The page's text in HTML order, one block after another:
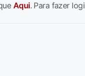
Aqui. Para fazer